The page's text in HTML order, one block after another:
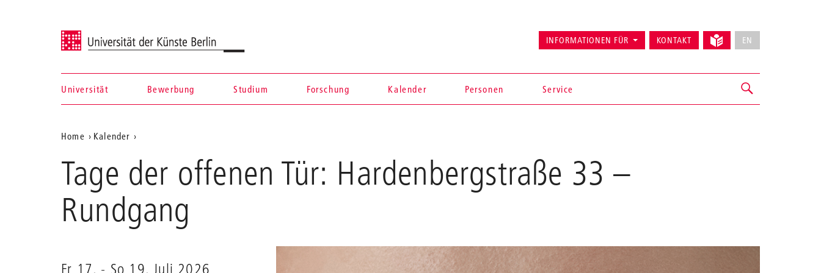
Universität der Künste Berlin
Navigation &
Suche
Universität Bewerbung Studium Forschung Kalender Personen Service
INFORMATIONEN FÜR KONTAKT EN
Aktuelle
Position
auf
der
Webseite
Home
Kalender
der
offenen
Tür:
33
Tage der offenen Tür: Hardenbergstraße 33 –
Rundgang
Fr 17. - So 19. Juli 2026